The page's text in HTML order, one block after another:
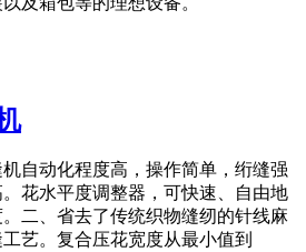
自动化程度高，操作简单，绗缝强
花水平度调整器，可快速、自由地
二、省去了传统织物缝纫的针线麻
艺。复合压花宽度从最小值到